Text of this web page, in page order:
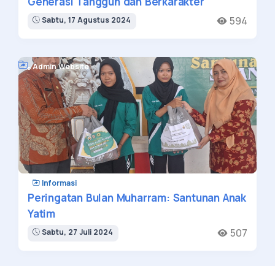
Sabtu, 17 Agustus 2024 594
Admin Website
Informasi
Peringatan Bulan Muharram: Santunan Anak
Yatim
Sabtu, 27 Juli 2024 507